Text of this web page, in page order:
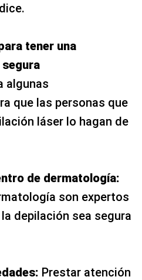
tener una
algunas
que las personas que
láser lo hagan de
de dermatología:
son expertos
depilación sea segura
Prestar atención